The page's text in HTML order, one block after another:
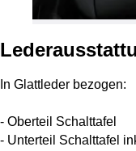
In Glattleder bezogen:
- Oberteil Schalttafel
- Unterteil Schalttafel